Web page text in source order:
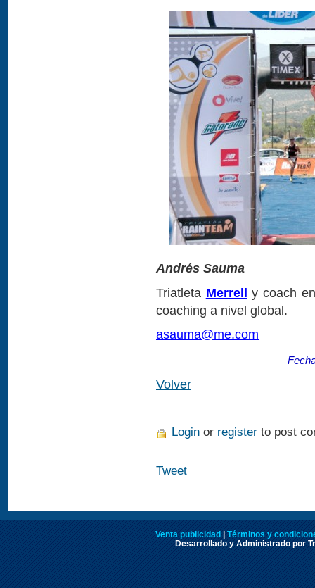
Andrés Sauma
Triatleta Merrell y coach
coaching a nivel global.
asauma@me.com
Volver
Login or register to post
Tweet
Venta publicidad | Términos y
Desarrollado y Administrado por